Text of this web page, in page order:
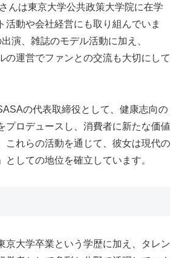
んは東京大学公共政策大学院に在学
活動や会社経営にも取り組んでいま
演、雑誌のモデル活動に加え、
の運営でファンとの交流も大切にして
の代表取締役として、健康志向の
プロデュースし、消費者に新たな価値
これらの活動を通じて、彼女は現代の
としての地位を確立しています。
京大学卒業という学歴に加え、タレン